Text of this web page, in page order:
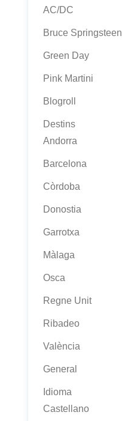
AC/DC
Bruce Springsteen
Green Day
Pink Martini
Blogroll
Destins
Andorra
Barcelona
Còrdoba
Donostia
Garrotxa
Màlaga
Osca
Regne Unit
Ribadeo
València
General
Idioma
Castellano